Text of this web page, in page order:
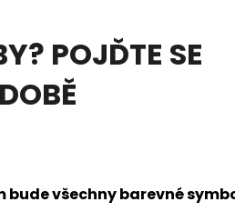
POJĎTE SE
všechny barevné